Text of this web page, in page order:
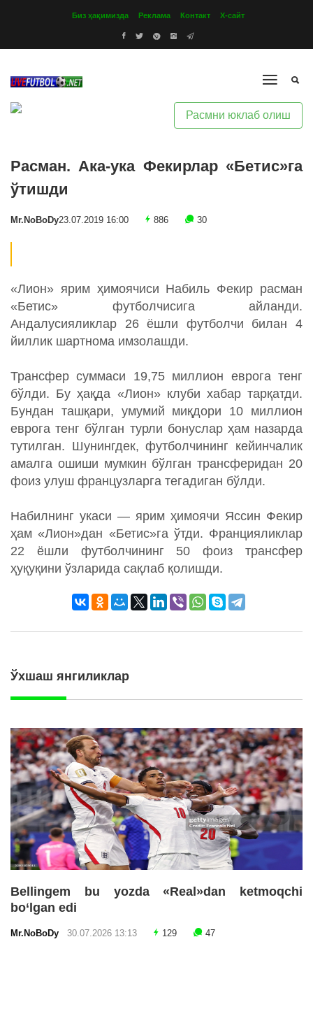
Биз ҳақимизда Реклама Контакт Х-сайт
Расмни юклаб олиш
Расман. Ака-ука Фекирлар «Бетис»га
ўтишди
Mr.NoBoDy23.07.2019 16:00 886 30
«Лион» ярим ҳимоячиси Набиль Фекир расман
«Бетис» футболчисига айланди.
Андалусияликлар 26 ёшли футболчи билан 4
йиллик шартнома имзолашди.
Трансфер суммаси 19,75 миллион еврога тенг
бўлди. Бу ҳақда «Лион» клуби хабар тарқатди.
Бундан ташқари, умумий миқдори 10 миллион
еврога тенг бўлган турли бонуслар ҳам назарда
тутилган. Шунингдек, футболчининг кейинчалик
амалга ошиши мумкин бўлган трансферидан 20
фоиз улуш французларга тегадиган бўлди.
Набилнинг укаси — ярим ҳимоячи Яссин Фекир
ҳам «Лион»дан «Бетис»га ўтди. Францияликлар
22 ёшли футболчининг 50 фоиз трансфер
ҳуқуқини ўзларида сақлаб қолишди.
Ўхшаш янгиликлар
Bellingem bu yozda «Real»dan ketmoqchi
bo‘lgan edi
Mr.NoBoDy 30.07.2026 13:13 129 47